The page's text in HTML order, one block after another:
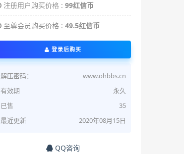
注册用户购买价格 : 99红信币
至尊会员购买价格 : 49.5红信币
登录后购买
解压密码：
www.ohbbs.cn
有效期
永久
已售
35
最近更新
2020年08月15日
QQ咨询